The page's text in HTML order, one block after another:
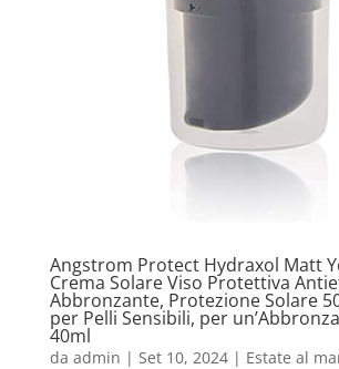
Angstrom Protect Hydraxol Matt
Crema Solare Viso Protettiva
Abbronzante, Protezione Solare
per Pelli Sensibili, per
40ml
da admin | Set 10, 2024| Estate al